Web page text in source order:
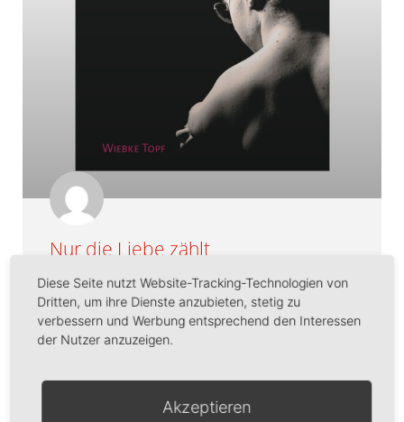
Nur die Liebe zählt
Der Ausnahmeschwimmer Josia Topf, wie er in den
Medien bezeichnet wird, hat schon für etliche
Schlagzeilen gesorgt. Als schwer körperbehinderter
Junge ohne Kniegelenke und Arme stellt er einen
sich für die Paralympics und schließt mit 18 Jahren
das Gymnasium an einer Regelschule mit Abitur ab.
Diese Seite nutzt Website-Tracking-Technologien von
Dritten, um ihre Dienste anzubieten, stetig zu
verbessern und Werbung entsprechend den Interessen
der Nutzer anzuzeigen.
Akzeptieren